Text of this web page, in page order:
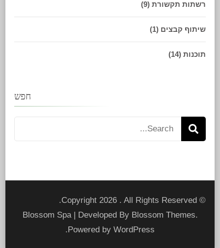
רשתות תקשורת (9)
שיתוף קבצים (1)
תוכנות (14)
חפש
Search
for:
© Copyright 2026
. All Rights Reserved.
Blossom Spa | Developed By Blossom Themes.
Powered by WordPress
.